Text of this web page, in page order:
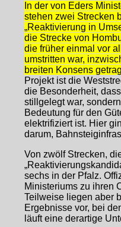
In der von Eders
stehen zwei Strecken
„Reaktivierung in
die Strecke von
die früher einmal vor
umstritten war,
breiten Konsens
Projekt ist die
die Besonderheit,
stillgelegt war,
Bedeutung für den
elektrifiziert ist. Hier
darum,
Von zwölf Strecken,
sechs in der Pfalz.
Ministeriums zu ihren
Teilweise liegen aber
Ergebnisse vor, bei
läuft eine derartige